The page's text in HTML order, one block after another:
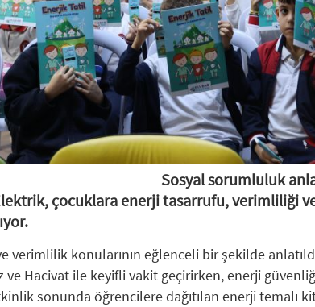
15:13: TGC 2026
13:36 : Tasarım,
13:27 : TİBET
12:23: Ünlü
12:07: Saç
11:34 : PASHA Bank
: VARTA,
Sosyal sorumluluk
çocuklara enerji tasarrufu, verimliliği
verimlilik konularının eğlenceli bir şekilde
ve Hacivat ile keyifli vakit geçirirken, enerji
sonunda öğrencilere dağıtılan enerji temalı